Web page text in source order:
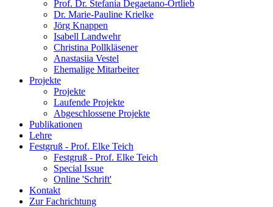
Prof. Dr. Stefania Degaetano-Ortlieb
Dr. Marie-Pauline Krielke
Jörg Knappen
Isabell Landwehr
Christina Pollkläsener
Anastasiia Vestel
Ehemalige Mitarbeiter
Projekte
Projekte
Laufende Projekte
Abgeschlossene Projekte
Publikationen
Lehre
Festgruß - Prof. Elke Teich
Festgruß - Prof. Elke Teich
Special Issue
Online 'Schrift'
Kontakt
Zur Fachrichtung